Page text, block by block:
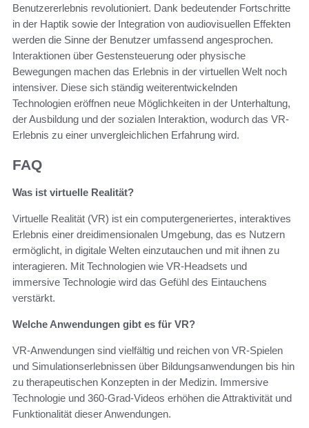
Benutzererlebnis revolutioniert. Dank bedeutender Fortschritte
in der Haptik sowie der Integration von audiovisuellen Effekten
werden die Sinne der Benutzer umfassend angesprochen.
Interaktionen über Gestensteuerung oder physische
Bewegungen machen das Erlebnis in der virtuellen Welt noch
intensiver. Diese sich ständig weiterentwickelnden
Technologien eröffnen neue Möglichkeiten in der Unterhaltung,
der Ausbildung und der sozialen Interaktion, wodurch das VR-
Erlebnis zu einer unvergleichlichen Erfahrung wird.
FAQ
Was ist virtuelle Realität?
Virtuelle Realität (VR) ist ein computergeneriertes, interaktives
Erlebnis einer dreidimensionalen Umgebung, das es Nutzern
ermöglicht, in digitale Welten einzutauchen und mit ihnen zu
interagieren. Mit Technologien wie VR-Headsets und
immersive Technologie wird das Gefühl des Eintauchens
verstärkt.
Welche Anwendungen gibt es für VR?
VR-Anwendungen sind vielfältig und reichen von VR-Spielen
und Simulationserlebnissen über Bildungsanwendungen bis hin
zu therapeutischen Konzepten in der Medizin. Immersive
Technologie und 360-Grad-Videos erhöhen die Attraktivität und
Funktionalität dieser Anwendungen.